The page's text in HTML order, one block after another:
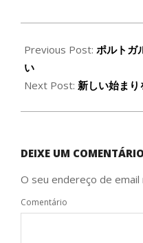
06-
13
Previous Post: ポルトガ
い
Next Post: 新しい始ま
DEIXE UM COMENTÁRIO
O seu endereço de email
Comentário